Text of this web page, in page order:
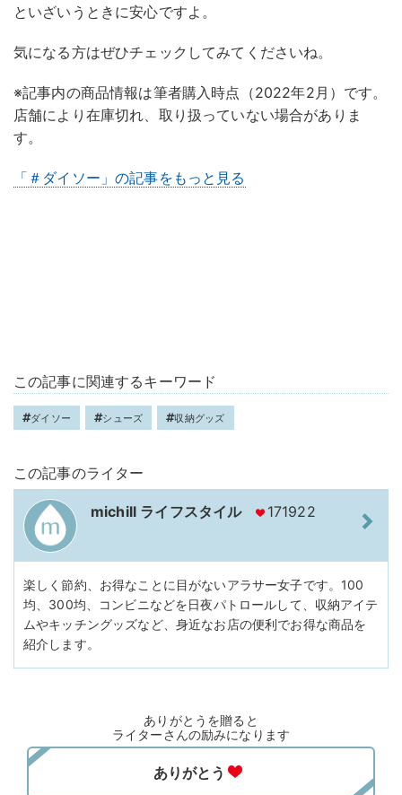
といざいうときに安心ですよ。
気になる方はぜひチェックしてみてくださいね。
※記事内の商品情報は筆者購入時点（2022年2月）です。
店舗により在庫切れ、取り扱っていない場合がありま
す。
「＃ダイソー」の記事をもっと見る
この記事に関連するキーワード
ダイソー シューズ 収納グッズ
この記事のライター
michill ライフスタイル 171922
楽しく節約、お得なことに目がないアラサー女子です。100
均、300均、コンビニなどを日夜パトロールして、収納アイテ
ムやキッチングッズなど、身近なお店の便利でお得な商品を
紹介します。
ありがとうを贈ると
ライターさんの励みになります